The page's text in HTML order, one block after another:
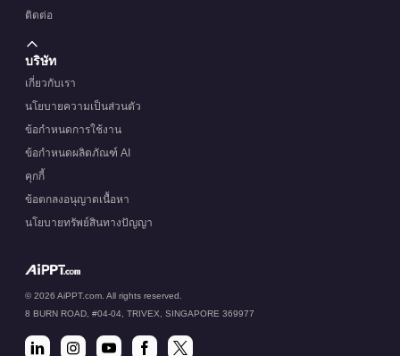
ติดต่อ
บริษัท
เกี่ยวกับเรา
นโยบายความเป็นส่วนตัว
ข้อกำหนดการใช้งาน
ข้อกำหนดผลิตภัณฑ์ AI
คุกกี้
ข้อตกลงอนุญาตเนื้อหา
นโยบายทรัพย์สินทางปัญญา
© 2026 AiPPT.com. All rights reserved.
8 BURN ROAD, #04-04, TRIVEX, SINGAPORE 369977